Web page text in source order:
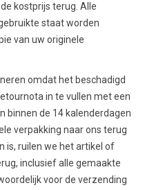
kostprijs terug. Alle
staat worden
van uw originele
omdat het beschadigd
in te vullen met een
binnen de 14 kalenderdagen
verpakking naar ons terug
is, ruilen we het artikel of
inclusief alle gemaakte
voor de verzending